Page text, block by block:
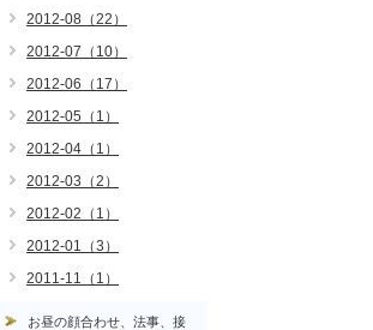
2012-08（22）
2012-07（10）
2012-06（17）
2012-05（1）
2012-04（1）
2012-03（2）
2012-02（1）
2012-01（3）
2011-11（1）
お昼の顔合わせ、法事、接